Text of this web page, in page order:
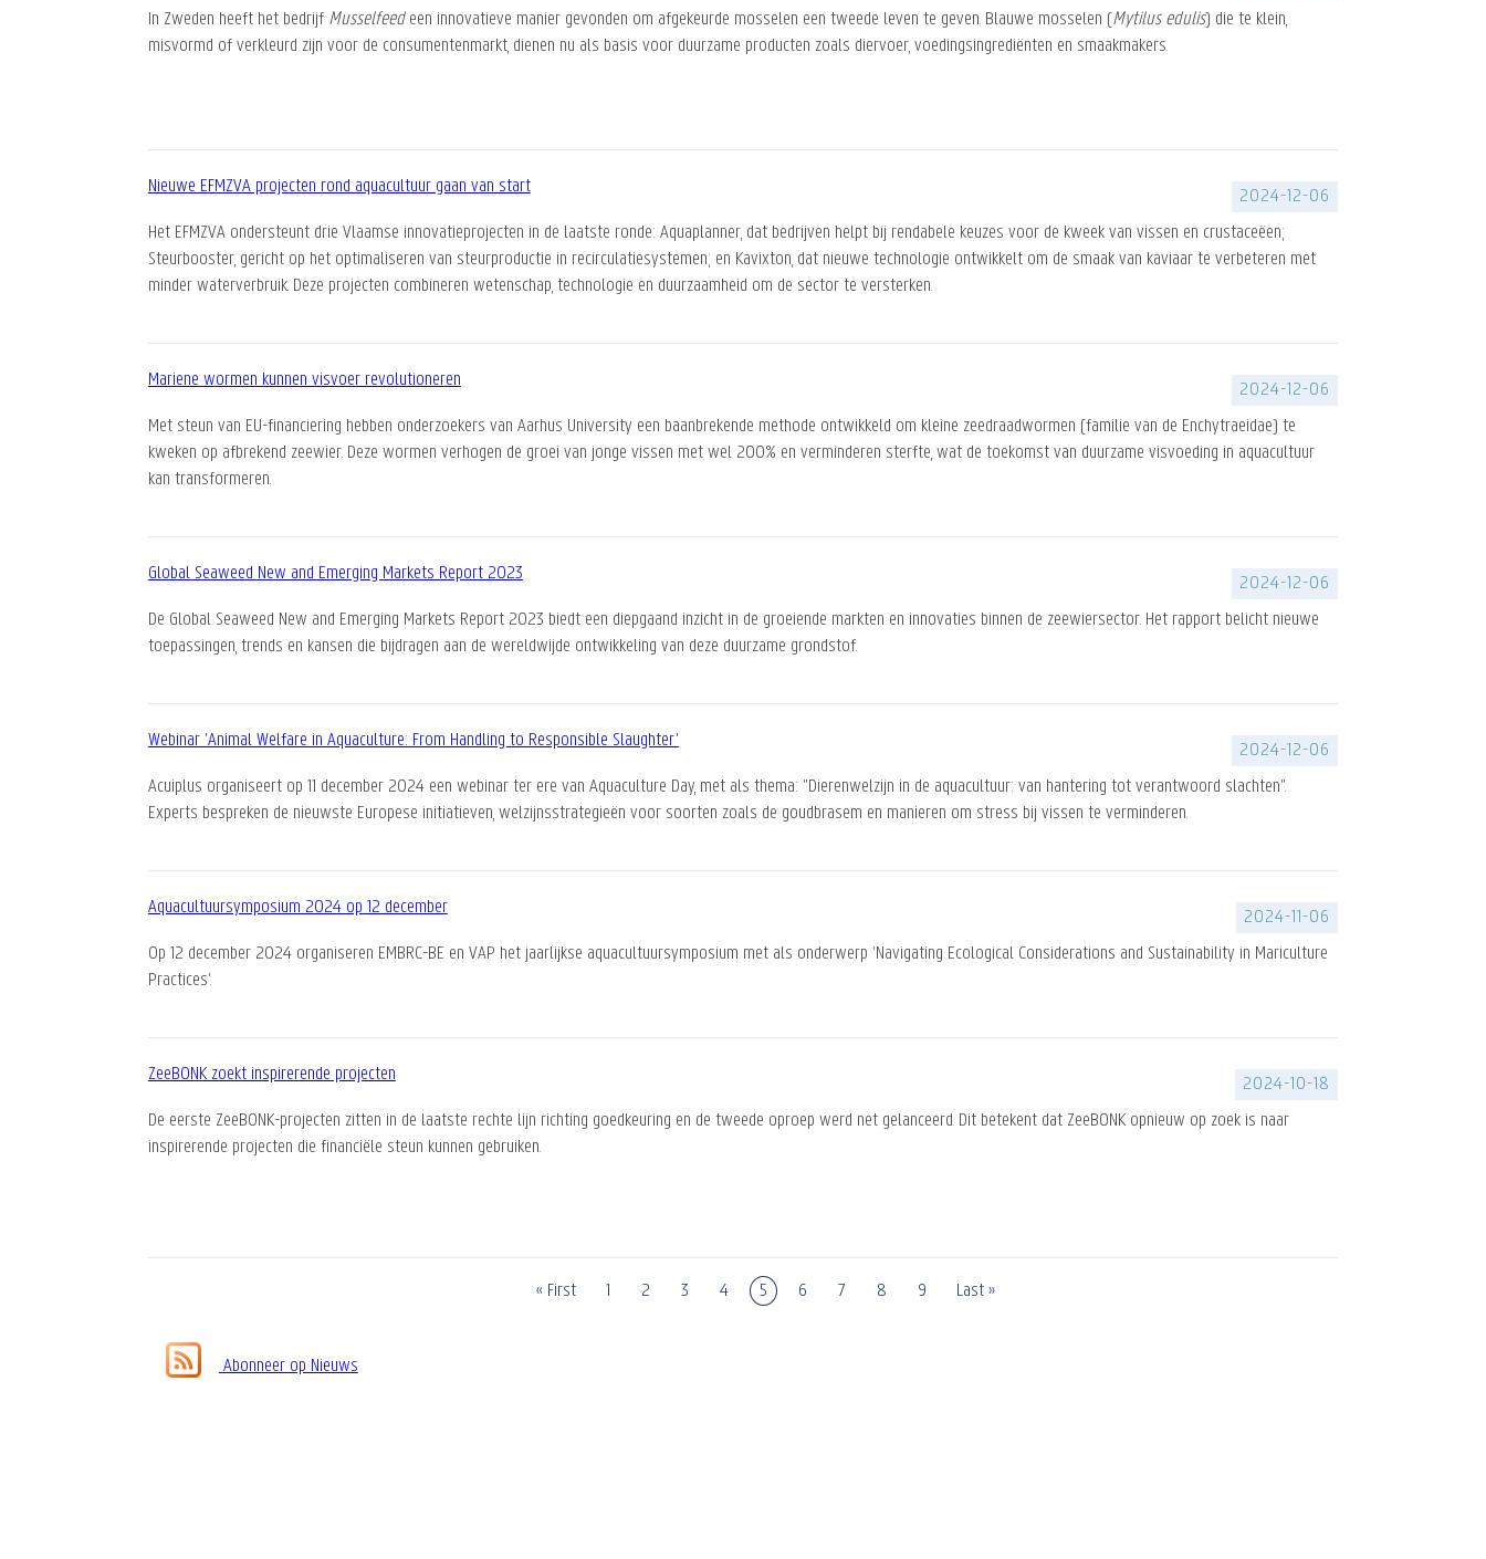
In Zweden heeft het bedrijf Musselfeed een innovatieve manier gevonden om afgekeurde mosselen een tweede leven te geven. Blauwe mosselen (Mytilus edulis) die te klein,
misvormd of verkleurd zijn voor de consumentenmarkt, dienen nu als basis voor duurzame producten zoals diervoer, voedingsingrediënten en smaakmakers.
2024-12-06
Nieuwe EFMZVA projecten rond aquacultuur gaan van start
Het EFMZVA ondersteunt drie Vlaamse innovatieprojecten in de laatste ronde: Aquaplanner, dat bedrijven helpt bij rendabele keuzes voor de kweek van vissen en crustaceëen;
Steurbooster, gericht op het optimaliseren van steurproductie in recirculatiesystemen; en Kavixton, dat nieuwe technologie ontwikkelt om de smaak van kaviaar te verbeteren met
minder waterverbruik. Deze projecten combineren wetenschap, technologie en duurzaamheid om de sector te versterken.
2024-12-06
Mariene wormen kunnen visvoer revolutioneren
Met steun van EU-financiering hebben onderzoekers van Aarhus University een baanbrekende methode ontwikkeld om kleine zeedraadwormen (familie van de Enchytraeidae) te
kweken op afbrekend zeewier. Deze wormen verhogen de groei van jonge vissen met wel 200% en verminderen sterfte, wat de toekomst van duurzame visvoeding in aquacultuur
kan transformeren.
2024-12-06
Global Seaweed New and Emerging Markets Report 2023
De Global Seaweed New and Emerging Markets Report 2023 biedt een diepgaand inzicht in de groeiende markten en innovaties binnen de zeewiersector. Het rapport belicht nieuwe
toepassingen, trends en kansen die bijdragen aan de wereldwijde ontwikkeling van deze duurzame grondstof.
2024-12-06
Webinar 'Animal Welfare in Aquaculture: From Handling to Responsible Slaughter'
Acuiplus organiseert op 11 december 2024 een webinar ter ere van Aquaculture Day, met als thema: "Dierenwelzijn in de aquacultuur: van hantering tot verantwoord slachten".
Experts bespreken de nieuwste Europese initiatieven, welzijnsstrategieën voor soorten zoals de goudbrasem en manieren om stress bij vissen te verminderen.
2024-11-06
Aquacultuursymposium 2024 op 12 december
Op 12 december 2024 organiseren EMBRC-BE en VAP het jaarlijkse aquacultuursymposium met als onderwerp 'Navigating Ecological Considerations and Sustainability in Mariculture
Practices'.
2024-10-18
ZeeBONK zoekt inspirerende projecten
De eerste ZeeBONK-projecten zitten in de laatste rechte lijn richting goedkeuring en de tweede oproep werd net gelanceerd. Dit betekent dat ZeeBONK opnieuw op zoek is naar
inspirerende projecten die financiële steun kunnen gebruiken.
Eerste
« First Page
1 Page
2 Page
3 Page
4 Page
5 Page
6 Page
7 Page
8 Page
9
Laatste
Last »
Abonneer op Nieuws